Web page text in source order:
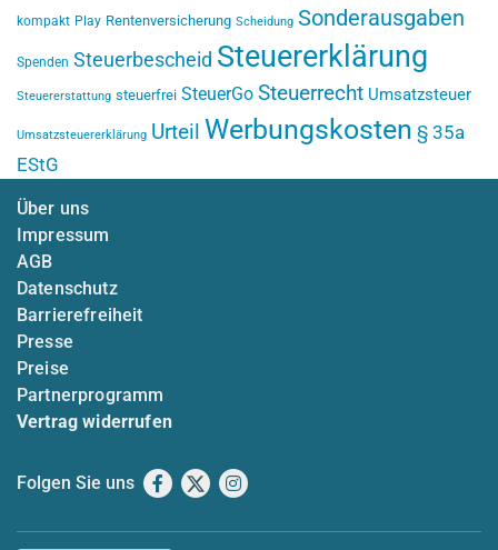
kompakt Play Rentenversicherung Scheidung Sonderausgaben
Spenden Steuerbescheid Steuererklärung
Steuererstattung steuerfrei SteuerGo Steuerrecht Umsatzsteuer
Umsatzsteuererklärung Urteil Werbungskosten § 35a
EStG
Über uns
Impressum
AGB
Datenschutz
Barrierefreiheit
Presse
Preise
Partnerprogramm
Vertrag widerrufen
Folgen Sie uns Facebook
X Instagram